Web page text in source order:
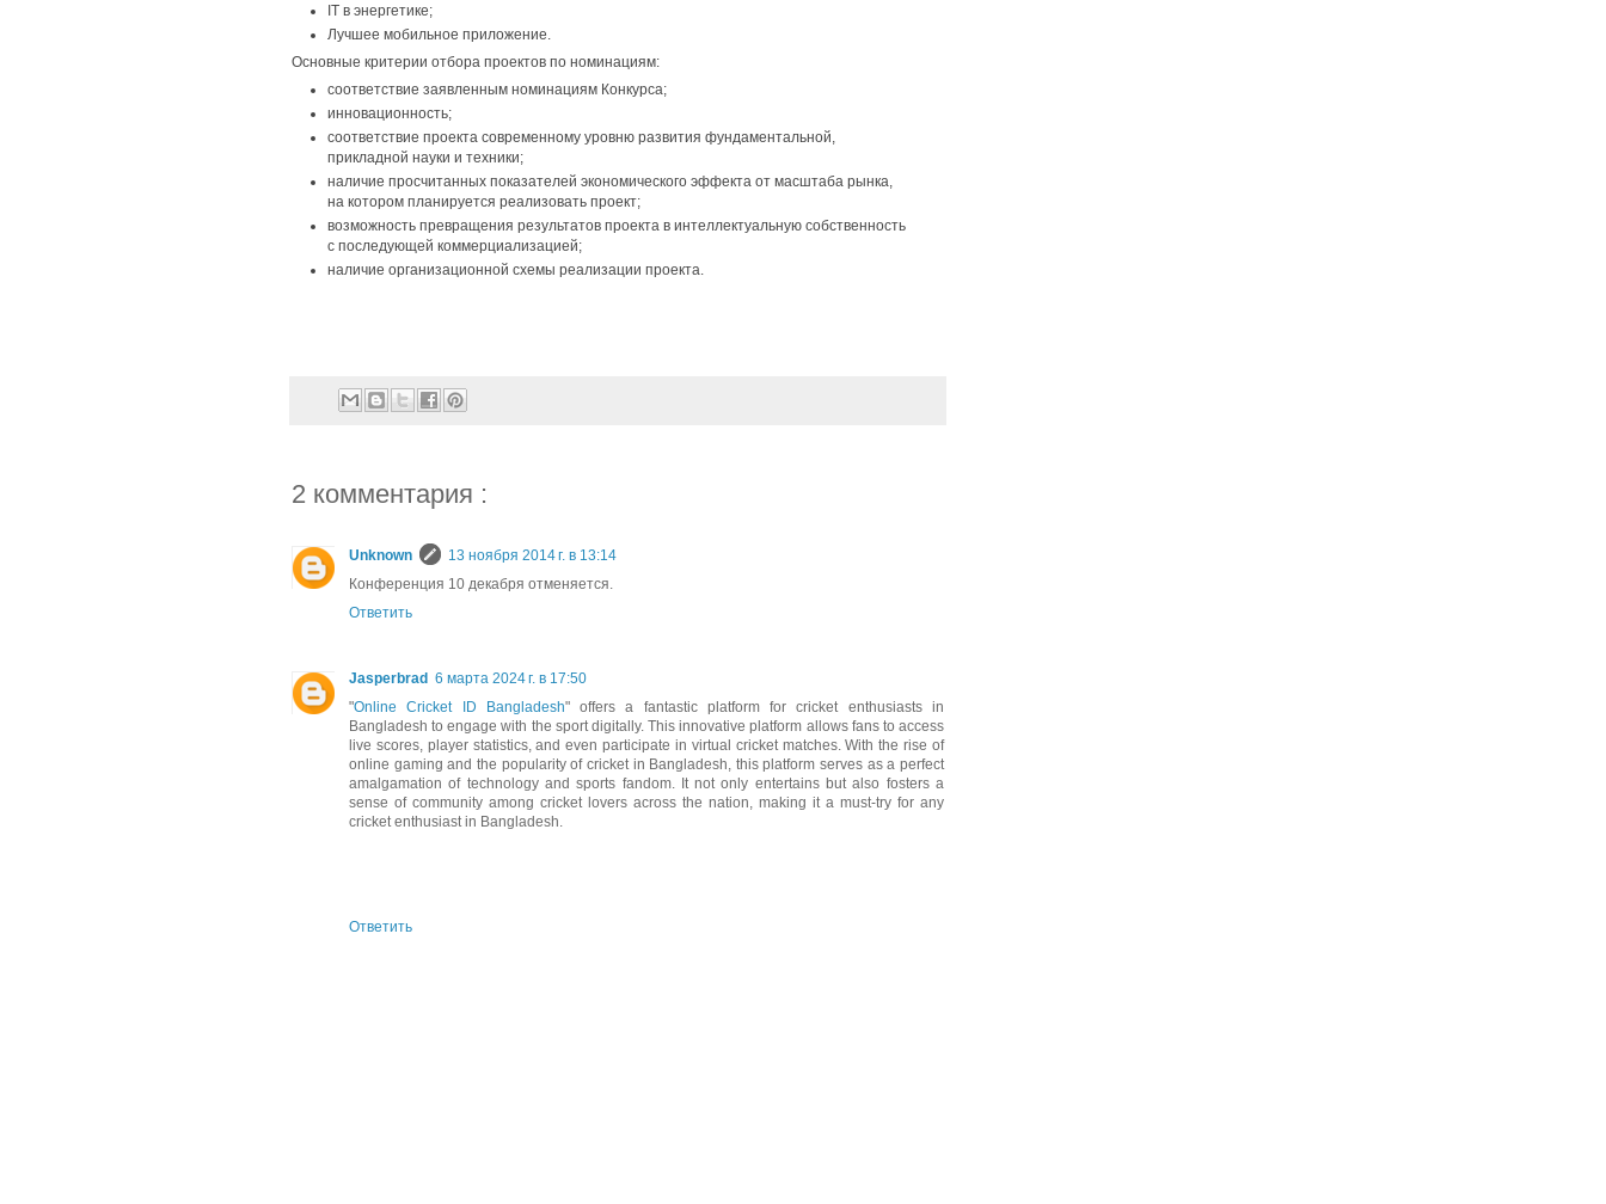
IT в энергетике;
Лучшее мобильное приложение.
Основные критерии отбора проектов по номинациям:
соответствие заявленным номинациям Конкурса;
инновационность;
соответствие проекта современному уровню развития фундаментальной,
прикладной науки и техники;
наличие просчитанных показателей экономического эффекта от масштаба рынка,
на котором планируется реализовать проект;
возможность превращения результатов проекта в интеллектуальную собственность
с последующей коммерциализацией;
наличие организационной схемы реализации проекта.
2 комментария :
Unknown
13 ноября 2014 г. в 13:14
Конференция 10 декабря отменяется.
Ответить
Jasperbrad 6 марта 2024 г. в 17:50
"Online Cricket ID Bangladesh" offers a fantastic platform for cricket enthusiasts in
Bangladesh to engage with the sport digitally. This innovative platform allows fans to access
live scores, player statistics, and even participate in virtual cricket matches. With the rise of
online gaming and the popularity of cricket in Bangladesh, this platform serves as a perfect
amalgamation of technology and sports fandom. It not only entertains but also fosters a
sense of community among cricket lovers across the nation, making it a must-try for any
cricket enthusiast in Bangladesh.
Ответить